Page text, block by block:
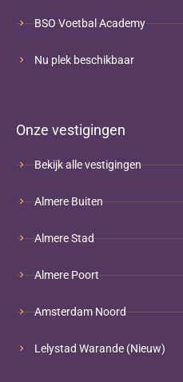
BSO Voetbal Academy
Nu plek beschikbaar
Onze vestigingen
Bekijk alle vestigingen
Almere Buiten
Almere Stad
Almere Poort
Amsterdam Noord
Lelystad Warande (Nieuw)